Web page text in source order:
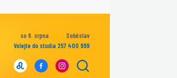
so 8. srpna
Soběslav
Volejte do studia 257 400 999